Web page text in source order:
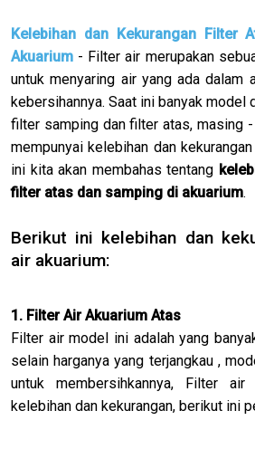
Kelebihan dan Kekurangan Filter
Akuarium - Filter air merupakan
untuk menyaring air yang ada dalam
kebersihannya. Saat ini banyak model
filter samping dan filter atas, masing
mempunyai kelebihan dan
ini kita akan membahas tentang
filter atas dan samping di akuarium.
Berikut ini kelebihan dan
air akuarium:
1. Filter Air Akuarium Atas
Filter air model ini adalah yang
selain harganya yang terjangkau ,
untuk membersihkannya, Filter
kelebihan dan kekurangan, berikut ini